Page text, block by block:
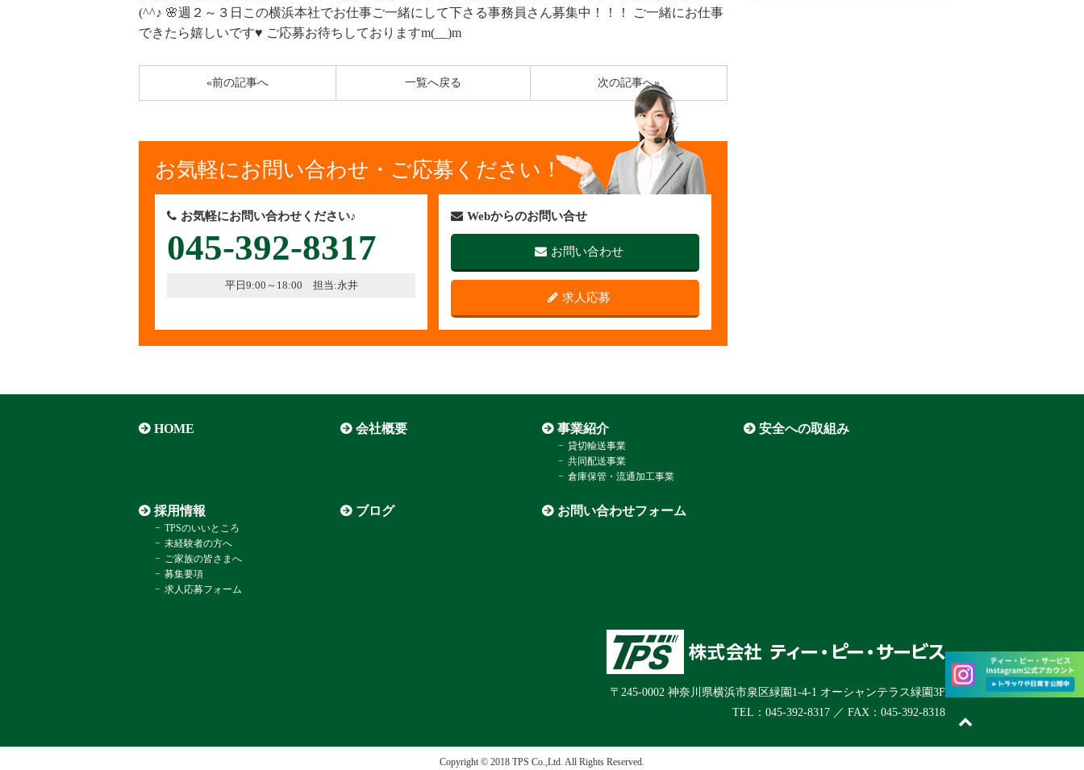
(^^♪ 🌸週２～３日この横浜本社でお仕事ご一緒にして下さる事務員さん募集中！！！ ご一緒にお仕事
できたら嬉しいです♥ ご応募お待ちしておりますm(__)m
«前の記事へ 次の記事へ»
一覧へ戻る
お気軽にお問い合わせ・ご応募ください！
お気軽にお問い合わせください♪
045-392-8317
平日9:00～18:00 担当:永井
Webからのお問い合せ
お問い合わせ
求人応募
HOME 会社概要 事業紹介
貸切輸送事業
共同配送事業
倉庫保管・流通加工事業
安全への取組み
採用情報
TPSのいいところ
未経験者の方へ
ご家族の皆さまへ
募集要項
求人応募フォーム
ブログ お問い合わせフォーム
〒245-0002 神奈川県横浜市泉区緑園1-4-1 オーシャンテラス緑園3F
TEL：045-392-8317 ／ FAX：045-392-8318
Copyright ©︎ 2018 TPS Co.,Ltd. All Rights Reserved.